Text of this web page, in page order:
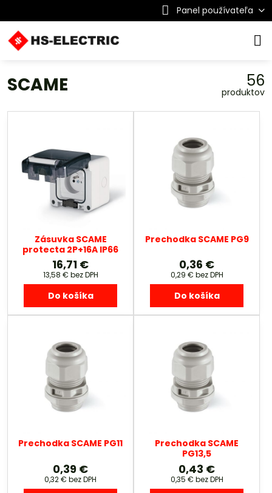
Panel používateľa
SCAME 56
produktov
Zásuvka SCAME
protecta 2P+16A IP66
16,71 €
13,58 € bez DPH
Do košíka
Prechodka SCAME PG9
0,36 €
0,29 € bez DPH
Do košíka
Prechodka SCAME PG11
0,39 €
0,32 € bez DPH
Prechodka SCAME
PG13,5
0,43 €
0,35 € bez DPH